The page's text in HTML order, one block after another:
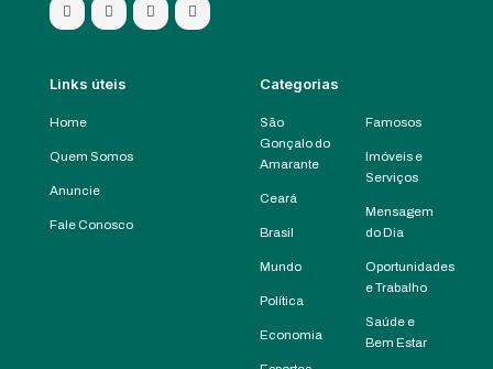
Links úteis
Home
Quem Somos
Anuncie
Fale Conosco
Categorias
São
Gonçalo do
Amarante
Ceará
Brasil
Mundo
Política
Economia
Famosos
Imóveis e
Serviços
Mensagem
do Dia
Oportunidades
e Trabalho
Saúde e
Bem Estar